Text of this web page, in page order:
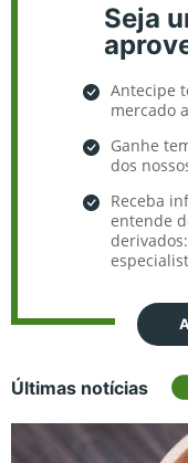
Seja
Antecipe
mercado
Ganhe
dos
Receba
entende
Últimas notícias